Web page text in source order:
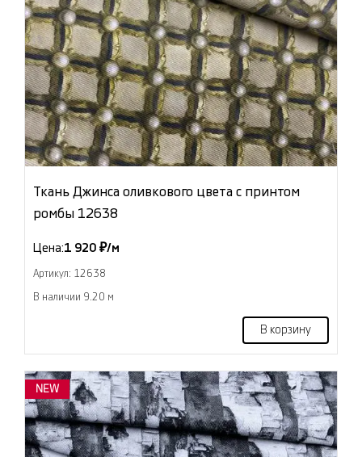
Ткань Джинса оливкового цвета с принтом
ромбы 12638
Цена:1 920 ₽/м
Артикул: 12638
В наличии 9.20 м
В корзину
NEW